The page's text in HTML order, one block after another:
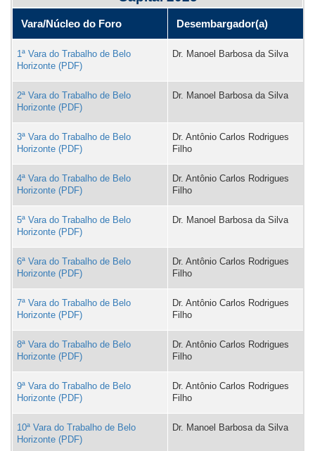
página
possui
tabela(s)
com
Exibir
legendas
tabelas?
Saiba
mais
acessibilidade
em
com
legendas.
Vara/Núcleo do Foro Desembargador(a)
1ª Vara do Trabalho de Belo
Horizonte
Dr. Manoel Barbosa da Silva
2ª Vara do Trabalho de Belo
Horizonte
Dr. Manoel Barbosa da Silva
3ª Vara do Trabalho de Belo
Horizonte
Dr. Antônio Carlos Rodrigues
Filho
4ª Vara do Trabalho de Belo
Horizonte
Dr. Antônio Carlos Rodrigues
Filho
5ª Vara do Trabalho de Belo
Horizonte
Dr. Manoel Barbosa da Silva
6ª Vara do Trabalho de Belo
Horizonte
Dr. Antônio Carlos Rodrigues
Filho
7ª Vara do Trabalho de Belo
Horizonte
Dr. Antônio Carlos Rodrigues
Filho
8ª Vara do Trabalho de Belo
Horizonte
Dr. Antônio Carlos Rodrigues
Filho
9ª Vara do Trabalho de Belo
Horizonte
Dr. Antônio Carlos Rodrigues
Filho
10ª Vara do Trabalho de Belo
Horizonte
Dr. Manoel Barbosa da Silva